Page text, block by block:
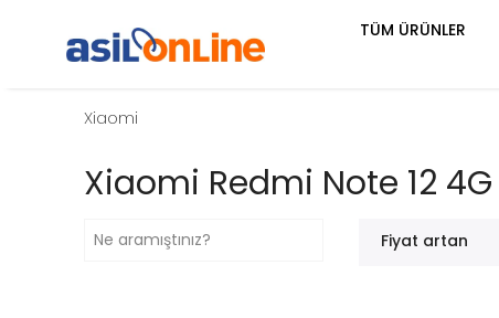
TÜM ÜRÜNLER
Xiaomi
Xiaomi Redmi Note 12 4G
Fiyat artan